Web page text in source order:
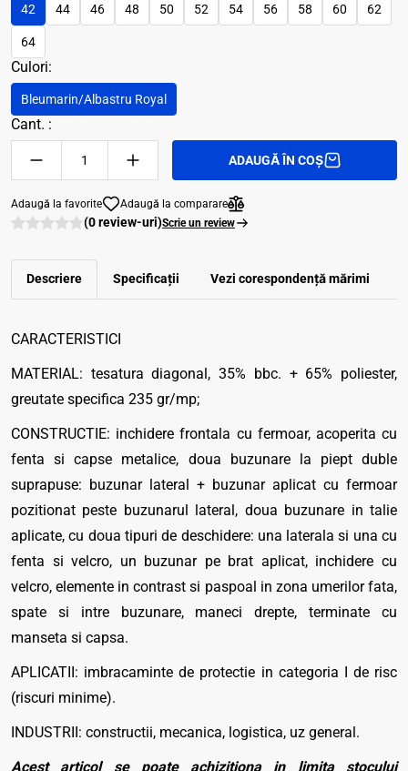
42 44 46 48 50 52 54 56 58 60 62
64
Culori:
Bleumarin/Albastru Royal
Cant. :
ADAUGĂ ÎN COȘ
Adaugă la favorite Adaugă la comparare
(0 review-uri)Scrie un review
Descriere Specificații Vezi corespondenţă mărimi
CARACTERISTICI
MATERIAL: tesatura diagonal, 35% bbc. + 65% poliester,
greutate specifica 235 gr/mp;
CONSTRUCTIE: inchidere frontala cu fermoar, acoperita cu
fenta si capse metalice, doua buzunare la piept duble
suprapuse: buzunar lateral + buzunar aplicat cu fermoar
pozitionat peste buzunarul lateral, doua buzunare in talie
aplicate, cu doua tipuri de deschidere: una laterala si una cu
fenta si velcro, un buzunar pe brat aplicat, inchidere cu
velcro, elemente in contrast si paspoal in zona umerilor fata,
spate si intre buzunare, maneci drepte, terminate cu
manseta si capsa.
APLICATII: imbracaminte de protectie in categoria I de risc
(riscuri minime).
INDUSTRII: constructii, mecanica, logistica, uz general.
Acest articol se poate achizitiona in limita stocului